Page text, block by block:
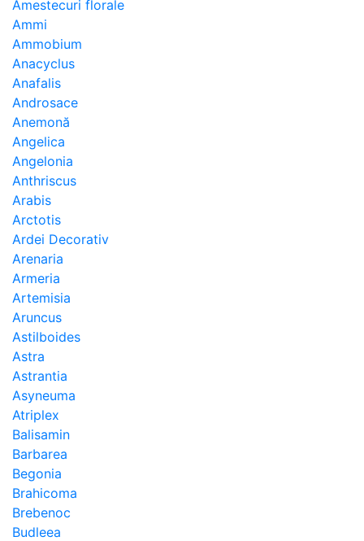
Amestecuri florale
Ammi
Ammobium
Anacyclus
Anafalis
Androsace
Anemonă
Angelica
Angelonia
Anthriscus
Arabis
Arctotis
Ardei Decorativ
Arenaria
Armeria
Artemisia
Aruncus
Astilboides
Astra
Astrantia
Asyneuma
Atriplex
Balisamin
Barbarea
Begonia
Brahicoma
Brebenoc
Budleea